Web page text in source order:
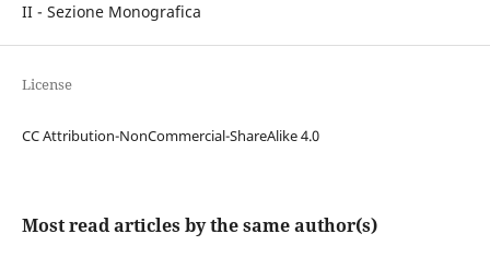
II - Sezione Monografica
License
CC Attribution-NonCommercial-ShareAlike 4.0
Most read articles by the same author(s)